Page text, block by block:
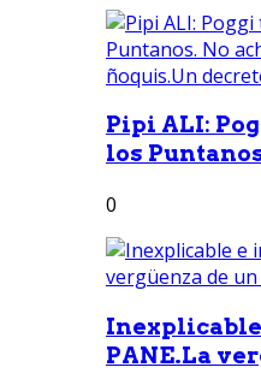
Pipi ALI:
los
0
PANE.La